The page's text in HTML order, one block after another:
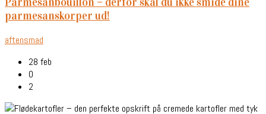
parmesanskorper ud!
aftensmad
28 feb
0
2